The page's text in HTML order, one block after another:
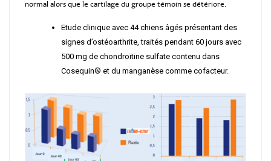
normal alors que le cartilage du groupe témoin se détériore.
Etude clinique avec 44 chiens âgés présentant des
signes d’ostéoarthrite, traités pendant 60 jours avec
500 mg de chondroïtine sulfate contenu dans
Cosequin® et du manganèse comme cofacteur.